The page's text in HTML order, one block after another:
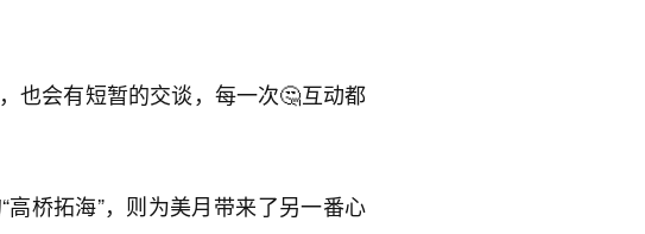
也会有短暂的交谈，每一次🤔互动都
桥拓海”，则为美月带来了另一番心